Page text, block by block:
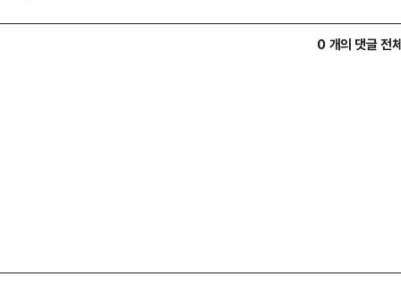
0 개의 댓글 전